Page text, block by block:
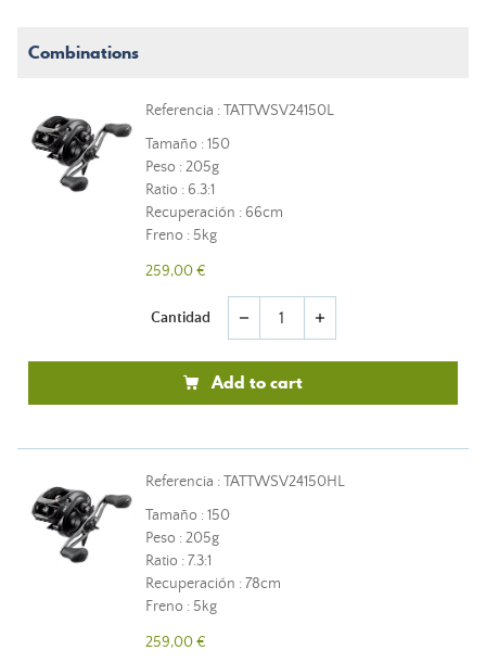
Combinations
Referencia : TATTWSV24150L
Tamaño : 150
Peso : 205g
Ratio : 6.3:1
Recuperación : 66cm
Freno : 5kg
259,00 €
Cantidad remove add
Add to cart
Referencia : TATTWSV24150HL
Tamaño : 150
Peso : 205g
Ratio : 7.3:1
Recuperación : 78cm
Freno : 5kg
259,00 €